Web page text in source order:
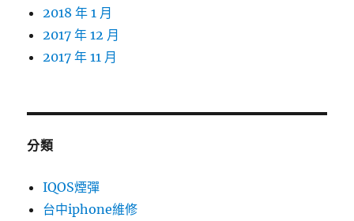
2018 年 1 月
2017 年 12 月
2017 年 11 月
分類
IQOS煙彈
台中iphone維修